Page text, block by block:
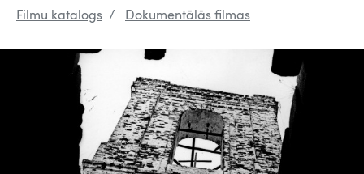
Filmu katalogs Dokumentālās filmas